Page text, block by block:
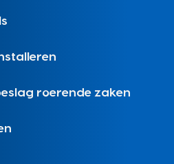
roerende zaken